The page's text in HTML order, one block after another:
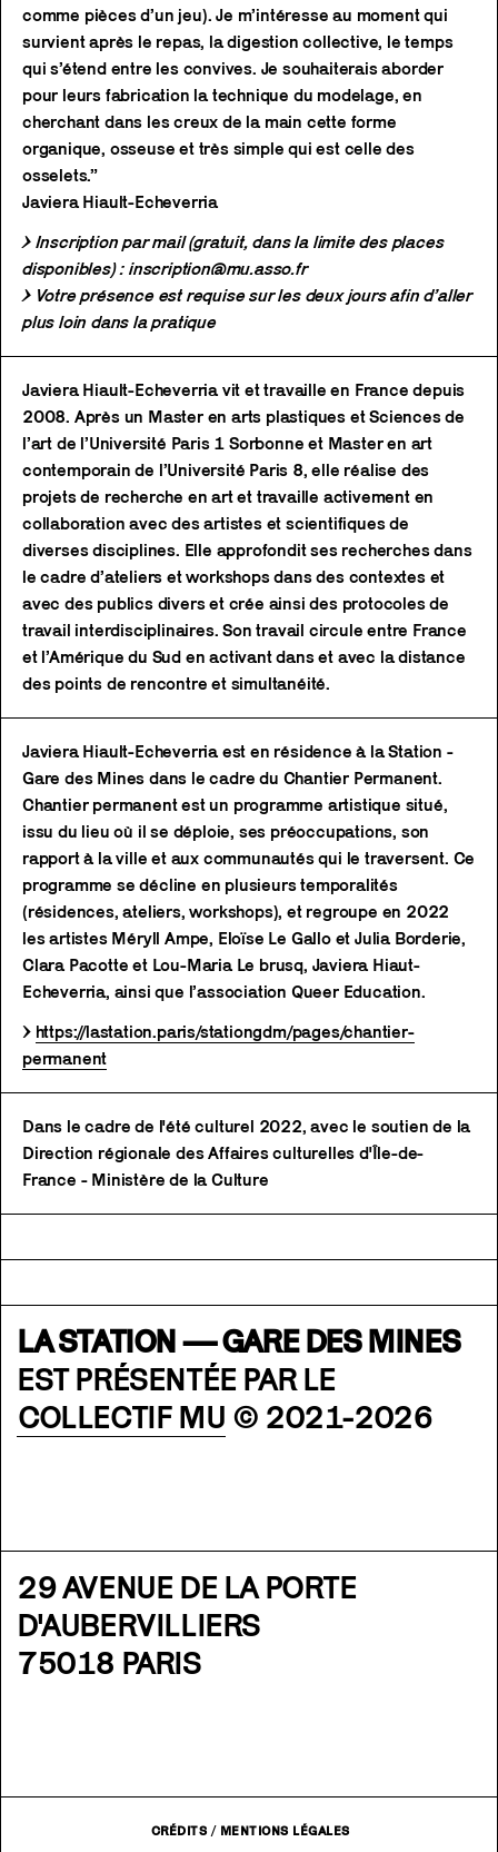
comme pièces d’un jeu). Je m’intéresse au moment qui
survient après le repas, la digestion collective, le temps
qui s’étend entre les convives. Je souhaiterais aborder
pour leurs fabrication la technique du modelage, en
cherchant dans les creux de la main cette forme
organique, osseuse et très simple qui est celle des
osselets.”
Javiera Hiault-Echeverria
→ Inscription par mail (gratuit, dans la limite des places
disponibles) : inscription@mu.asso.fr
→ Votre présence est requise sur les deux jours afin d’aller
plus loin dans la pratique
Javiera Hiault-Echeverria vit et travaille en France depuis
2008. Après un Master en arts plastiques et Sciences de
l’art de l’Université Paris 1 Sorbonne et Master en art
contemporain de l’Université Paris 8, elle réalise des
projets de recherche en art et travaille activement en
collaboration avec des artistes et scientifiques de
diverses disciplines. Elle approfondit ses recherches dans
le cadre d’ateliers et workshops dans des contextes et
avec des publics divers et crée ainsi des protocoles de
travail interdisciplinaires. Son travail circule entre France
et l’Amérique du Sud en activant dans et avec la distance
des points de rencontre et simultanéité.
Javiera Hiault-Echeverria est en résidence à la Station -
Gare des Mines dans le cadre du Chantier Permanent.
Chantier permanent est un programme artistique situé,
issu du lieu où il se déploie, ses préoccupations, son
rapport à la ville et aux communautés qui le traversent. Ce
programme se décline en plusieurs temporalités
(résidences, ateliers, workshops), et regroupe en 2022
les artistes Méryll Ampe, Eloïse Le Gallo et Julia Borderie,
Clara Pacotte et Lou-Maria Le brusq, Javiera Hiaut-
Echeverria, ainsi que l’association Queer Education.
→ https://lastation.paris/stationgdm/pages/chantier-
permanent
Dans le cadre de l'été culturel 2022, avec le soutien de la
Direction régionale des Affaires culturelles d'Île-de-
France - Ministère de la Culture
LA STATION — GARE DES MINES
EST PRÉSENTÉE PAR LE
COLLECTIF MU © 2021-2026
29 AVENUE DE LA PORTE
D'AUBERVILLIERS
75018 PARIS
CRÉDITS / MENTIONS LÉGALES